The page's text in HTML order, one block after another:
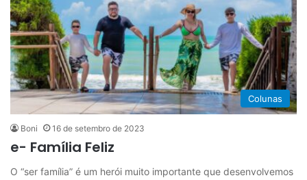
Colunas
Boni 16 de setembro de 2023
e- Família Feliz
O “ser família” é um herói muito importante que desenvolvemos